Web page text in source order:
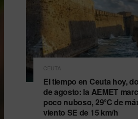
CEUTA
El tiempo en Ceuta hoy,
de agosto: la AEMET
poco nuboso, 29°C de
viento SE de 15 km/h